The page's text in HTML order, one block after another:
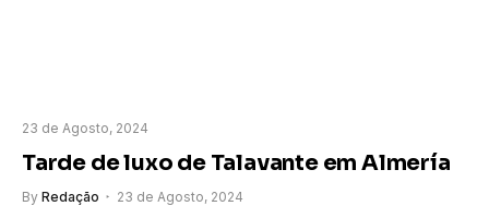
23 de Agosto, 2024
Tarde de luxo de Talavante em Almería
By Redação 23 de Agosto, 2024